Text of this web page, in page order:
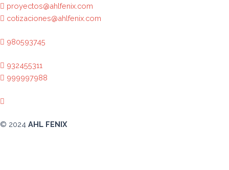
proyectos@ahlfenix.com
cotizaciones@ahlfenix.com
980593745
932455311
999997988
© 2024 AHL FENIX